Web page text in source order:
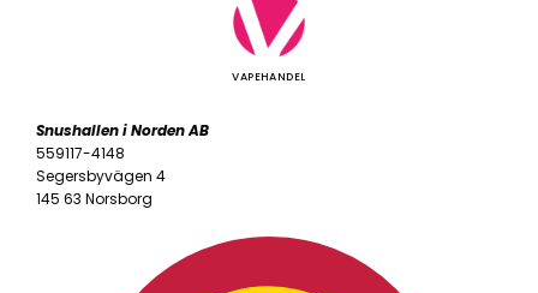
VAPEHANDEL
Snushallen i Norden AB
559117-4148
Segersbyvägen 4
145 63 Norsborg